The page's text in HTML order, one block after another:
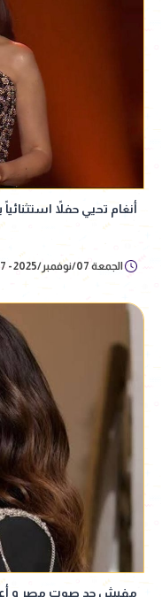
أنغام تحيي حفلاً استثنائياً بسفح
الجمعة 07/نوفمبر/2025 - 12:07 م
مفيش حد صوت مصر و